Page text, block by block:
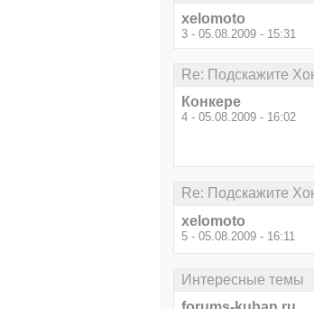
xelomoto
3 - 05.08.2009 - 15:31
Re: Подскажите
Конкере
4 - 05.08.2009 - 16:02
Re: Подскажите
xelomoto
5 - 05.08.2009 - 16:11
Интересные темы